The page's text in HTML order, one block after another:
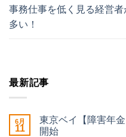
事務仕事を低く見る経営者
多い！
最新記事
11
6月
東京ベイ【障害年
開始